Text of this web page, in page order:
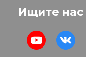
Ищите нас